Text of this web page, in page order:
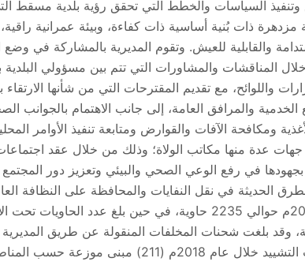
السياسات والخطط التي تحقق رؤية بلدية مسقط
مزدهرة ذات بُنية أساسية ذات كفاءة، وبيئة عمرانية
والقابلية للعيش. وتقوم المديرية بالمشاركة في
المناقشات والمشاورات التي تتم بين مسؤولي البلدية
واللوائح، مع تقديم المقترحات التي من شأنها الارتقاء
الخدمية والمرافق العامة، إلى جانب الاهتمام بالجوانب
ومكافحة الآفات والقوارض ومتابعة تنفيذ الأوامر
عدة منها مكاتب الولاة؛ وذلك من خلال عقد اجتماعات
في رفع الوعي الصحي والبيئي وتعزيز دور
الحديثة في نقل النفايات والمحافظة على النظافة
(211) مبنى موزعة حسب المناطق…